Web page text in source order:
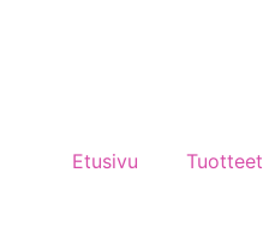
Etusivu Tuotteet